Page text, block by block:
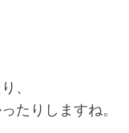
、
たりしますね。